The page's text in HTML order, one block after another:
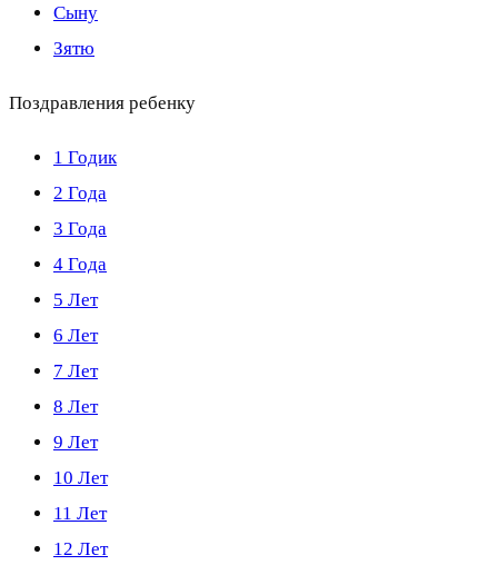
Сыну
Зятю
Поздравления ребенку
1 Годик
2 Года
3 Года
4 Года
5 Лет
6 Лет
7 Лет
8 Лет
9 Лет
10 Лет
11 Лет
12 Лет